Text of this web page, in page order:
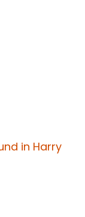
in Harry